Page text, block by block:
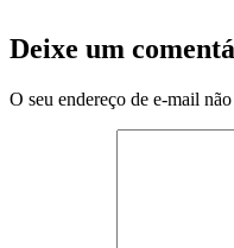
Deixe um
O seu endereço de e-mail